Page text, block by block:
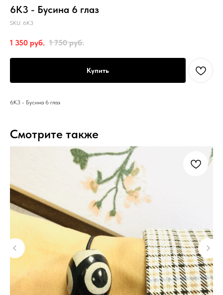
6К3 - Бусина 6 глаз
SKU: 6К3
1 350 руб. 1 750 руб.
Купить
6К3 - Бусина 6 глаз
Смотрите также